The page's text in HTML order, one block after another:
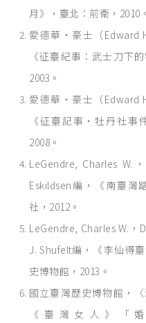
月》，臺北：前衛，2010。
愛德華‧豪士（Edward
《征臺紀事：武士刀下
2003。
愛德華‧豪士（Edward
《征臺記事‧牡丹社事
2008。
LeGendre, Charles
Eskildsen編，《南臺灣
社，2012。
LeGendre, Charles W.，
J. Shufelt編，《李仙得
史博物館，2013。
國立臺灣歷史博物館，
《臺灣女人》「